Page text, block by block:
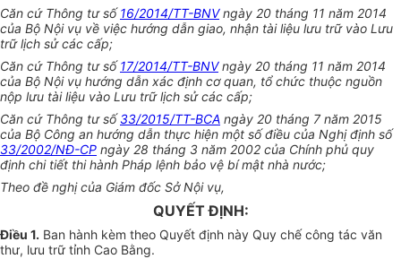
Căn cứ Thông tư số16/2014/TT-BNVngày 20 tháng 11 năm 2014
của Bộ Nội vụ về việc hướng dẫn giao, nhận tài liệu lưu trữ vào Lưu
trữ lịch sử các cấp;
Căn cứ Thông tư số17/2014/TT-BNVngày 20 tháng 11 năm 2014
của Bộ Nội vụ hướng dẫn xác định cơ quan, tổ chức thuộc nguồn
nộp lưu tài liệu vào Lưu trữ lịch sửcác cấp;
Căn cứ Thông tư số33/2015/TT-BCA ngày 20 tháng 7 năm 2015
của Bộ Công an hướng dẫn thực hiện một số điều của Nghị định số
33/2002/NĐ-CP ngày 28 tháng 3 năm 2002 của Chính phủ quy
định chi tiết thi hành Pháp lệnh bảo vệ bí mật nhà nước;
Theo đề nghị của Giám đốc Sở Nội vụ,
QUYẾT ĐỊNH:
Điều 1. Ban hành kèm theo Quyết định này Quy chế công tác văn
thư, lưu trữ tỉnh Cao Bằng.